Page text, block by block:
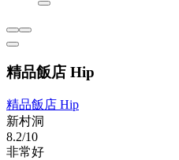
精品飯店 Hip
精品飯店 Hip
新村洞
8.2/10
非常好